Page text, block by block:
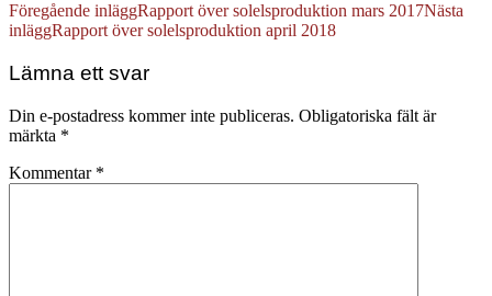
Inläggsnavigering
Föregående inläggRapport över solelsproduktion mars 2017Nästa
inläggRapport över solelsproduktion april 2018
Lämna ett svar
Din e-postadress kommer inte publiceras. Obligatoriska fält är
märkta *
Kommentar *